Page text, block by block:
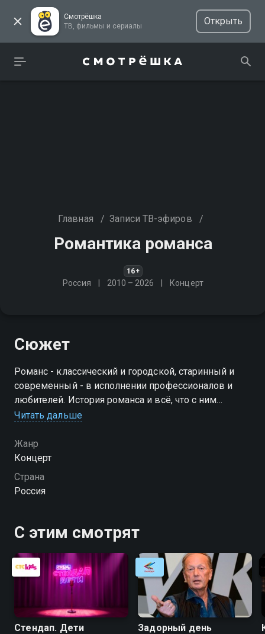
Смотрёшка
ТВ, фильмы и сериалы
Открыть
Главная / Записи ТВ-эфиров /
Романтика романса
16+
Россия 2010 – 2026 Концерт
Сюжет
Романс - классический и городской, старинный и
современный - в исполнении профессионалов и
любителей. История романса и всё, что с ним
связано
Читать дальше
Жанр
Концерт
Страна
Россия
С этим смотрят
Стендап. Дети Задорный день